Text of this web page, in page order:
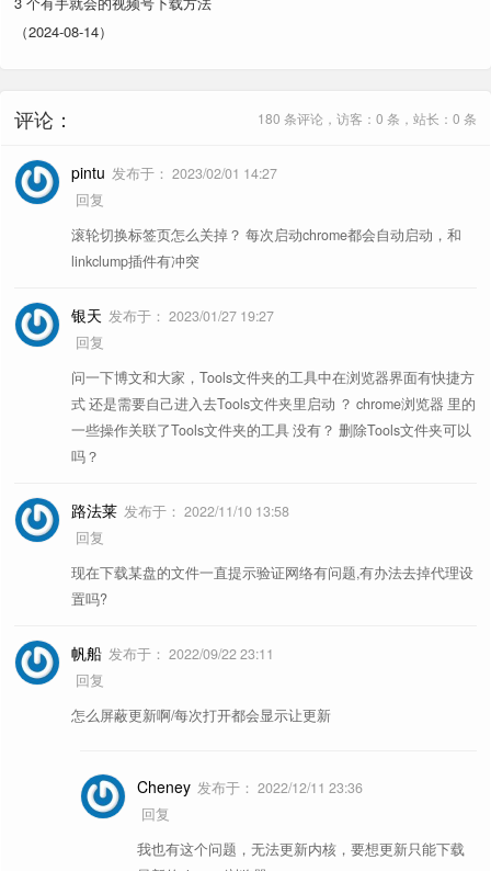
QuickSnapshot.uc.js
参考文章《 不完全 Firefox 开发
自带用户脚本
searchEngineJump
好的自定义设置菜单
Bilibili Evolved
B 站增强脚本，视频下载、封面、弹幕
redirect 外链跳转
骚扰拦截
去除常用网站的弹窗骚扰。
视频网页全屏
键返回（全局）
右键搜索
故障排除
3 个故事，帮你解决 99% 的浏览器问题
新标签页
开年第一件事，来给心爱的浏览器换个主页 - 奔
广告过滤
全平台支持，长久有效的广告过滤解决方案
用户代理
互联网的“套娃行为”有多凶残? 3 分钟解惑
Flash
2023 年，不想用 360 浏览器，如何用 Flash？
阅读辅助
每天都要用电脑，除了屏幕，你还需要知道… -
链接辅助
优雅，浏览器这样复制粘贴才链接优雅！ - 奔跑
图片辅助
图片浏览增强，同时让你的浏览器少装 10 个扩
音频辅助
-----
视频辅助
（2024-08-14）
评论： 180 条评论，访客：0 条，站长：0 条
pintu 发布于： 2023/02/01 14:27
回复
滚轮切换标签页怎么关掉？ 每次启动chrome都会自动启动，和
linkclump插件有冲突
银天 发布于： 2023/01/27 19:27
回复
问一下博文和大家，Tools文件夹的工具中在浏览器界面有快捷方
式 还是需要自己进入去Tools文件夹里启动 ？ chrome浏览器 里的
一些操作关联了Tools文件夹的工具 没有？ 删除Tools文件夹可以
吗？
路法莱 发布于： 2022/11/10 13:58
回复
现在下载某盘的文件一直提示验证网络有问题,有办法去掉代理设
置吗?
帆船 发布于： 2022/09/22 23:11
回复
怎么屏蔽更新啊/每次打开都会显示让更新
Cheney 发布于： 2022/12/11 23:36
回复
我也有这个问题，无法更新内核，要想更新只能下载